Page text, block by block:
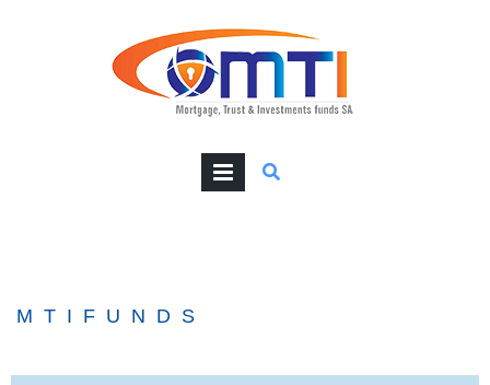
PRIMARY
MTIFUNDS